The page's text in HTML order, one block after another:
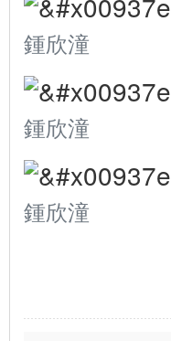
鍾欣潼
鍾欣潼
鍾欣潼